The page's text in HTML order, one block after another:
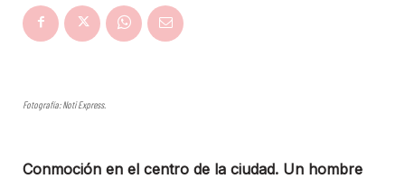
Fotografía: Noti Express.
Conmoción en el centro de la ciudad. Un hombre